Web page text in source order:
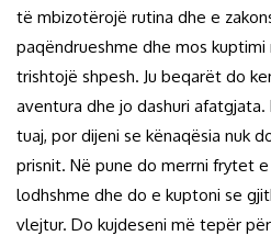
të mbizotërojë rutina dhe e
paqëndrueshme dhe mos
trishtojë shpesh. Ju beqarët do
aventura dhe jo dashuri
tuaj, por dijeni se kënaqësia nuk
prisnit. Në pune do merrni frytet
lodhshme dhe do e kuptoni se
vlejtur. Do kujdeseni më tepër